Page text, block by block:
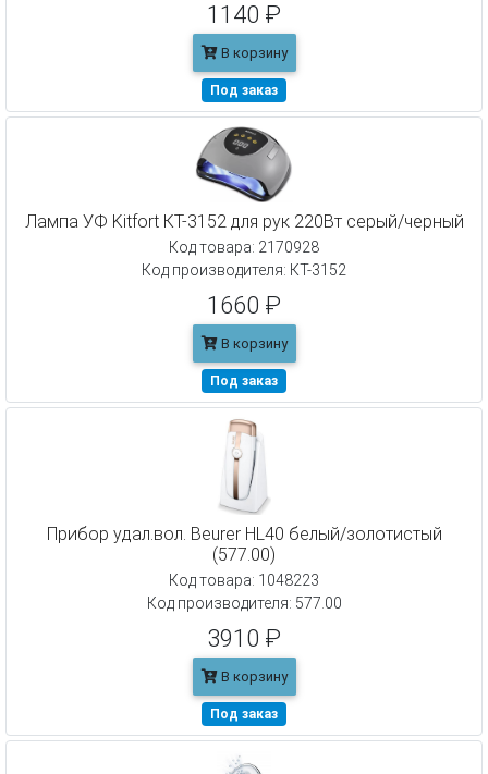
1140 ₽
В корзину
Под заказ
Лампа УФ Kitfort КТ-3152 для рук 220Вт серый/черный
Код товара: 2170928
Код производителя: КТ-3152
1660 ₽
В корзину
Под заказ
Прибор удал.вол. Beurer HL40 белый/золотистый
(577.00)
Код товара: 1048223
Код производителя: 577.00
3910 ₽
В корзину
Под заказ